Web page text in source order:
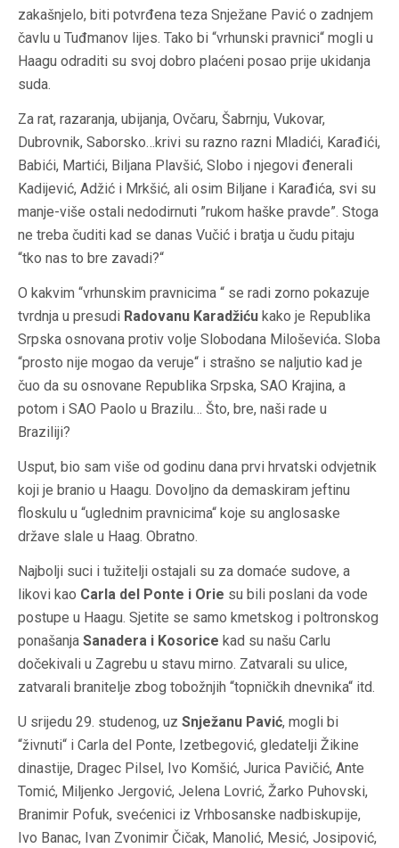
zakašnjelo, biti potvrđena teza Snježane Pavić o zadnjem
čavlu u Tuđmanov lijes. Tako bi “vrhunski pravnici“ mogli u
Haagu odraditi su svoj dobro plaćeni posao prije ukidanja
suda.
Za rat, razaranja, ubijanja, Ovčaru, Šabrnju, Vukovar,
Dubrovnik, Saborsko…krivi su razno razni Mladići, Karađići,
Babići, Martići, Biljana Plavšić, Slobo i njegovi đenerali
Kadijević, Adžić i Mrkšić, ali osim Biljane i Karađića, svi su
manje-više ostali nedodirnuti ”rukom haške pravde”. Stoga
ne treba čuditi kad se danas Vučić i bratja u čudu pitaju
“tko nas to bre zavadi?“
O kakvim “vrhunskim pravnicima “ se radi zorno pokazuje
tvrdnja u presudi Radovanu Karadžiću kako je Republika
Srpska osnovana protiv volje Slobodana Miloševića. Sloba
“prosto nije mogao da veruje“ i strašno se naljutio kad je
čuo da su osnovane Republika Srpska, SAO Krajina, a
potom i SAO Paolo u Brazilu… Što, bre, naši rade u
Braziliji?
Usput, bio sam više od godinu dana prvi hrvatski odvjetnik
koji je branio u Haagu. Dovoljno da demaskiram jeftinu
floskulu u “uglednim pravnicima“ koje su anglosaske
države slale u Haag. Obratno.
Najbolji suci i tužitelji ostajali su za domaće sudove, a
likovi kao Carla del Ponte i Orie su bili poslani da vode
postupe u Haagu. Sjetite se samo kmetskog i poltronskog
ponašanja Sanadera i Kosorice kad su našu Carlu
dočekivali u Zagrebu u stavu mirno. Zatvarali su ulice,
zatvarali branitelje zbog tobožnjih “topničkih dnevnika“ itd.
U srijedu 29. studenog, uz Snježanu Pavić, mogli bi
“živnuti“ i Carla del Ponte, Izetbegović, gledatelji Žikine
dinastije, Dragec Pilsel, Ivo Komšić, Jurica Pavičić, Ante
Tomić, Miljenko Jergović, Jelena Lovrić, Žarko Puhovski,
Branimir Pofuk, svećenici iz Vrhbosanske nadbiskupije,
Ivo Banac, Ivan Zvonimir Čičak, Manolić, Mesić, Josipović,